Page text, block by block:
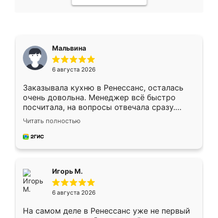
Мальвина
6 августа 2026
Заказывала кухню в Ренессанс, осталась
очень довольна. Менеджер всё быстро
посчитала, на вопросы отвечала сразу.
Замерщик приехал в субботу, подошёл к
делу со всей ответственностью. Собрали
за день, ребята работали аккуратно, даже
Читать полностью
Игорь М.
6 августа 2026
На самом деле в Ренессанс уже не первый